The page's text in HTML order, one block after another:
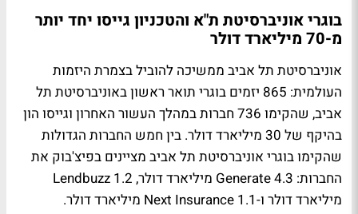
בוגרי אוניברסיטת ת"א והטכניון גייסו יחד יותר
מ-70 מיליארד דולר
אוניברסיטת תל אביב ממשיכה להוביל בצמרת היזמות
העולמית: 865 יזמים בוגרי תואר ראשון באוניברסיטת תל
אביב, שהקימו 736 חברות במהלך העשור האחרון וגייסו הון
בהיקף של 30 מיליארד דולר. בין חמש החברות הגדולות
שהקימו בוגרי אוניברסיטת תל אביב מציינים בפיצ'בוק את
החברות: Generate 4.3 מיליארד דולר, Lendbuzz 1.2
מיליארד דולר ו-Next Insurance 1.1 מיליארד דולר.